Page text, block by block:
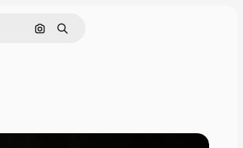
Cerca per immagine
Ricerca